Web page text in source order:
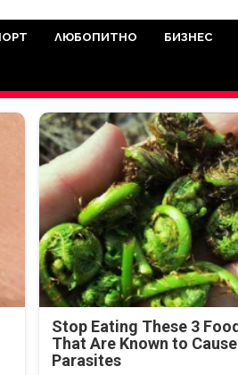
която има
се
ЛЮБОПИТНО БИЗНЕС
Stop Eating These 3
That Are Known to Cause
Parasites